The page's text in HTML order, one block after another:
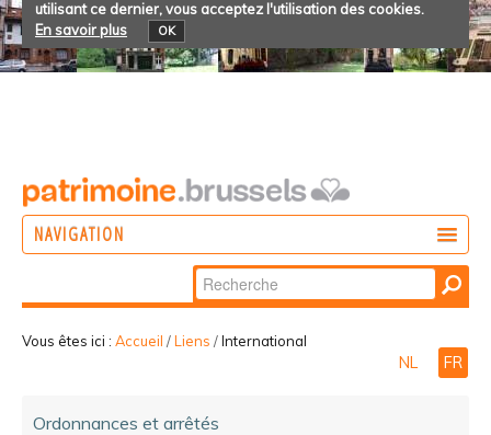
utilisant ce dernier, vous acceptez l'utilisation des cookies.
En savoir plus
OK
NAVIGATION
Chercher par
Recherche
avancée…
Vous êtes ici : Accueil /Liens /International
NL FR
Ordonnances et arrêtés